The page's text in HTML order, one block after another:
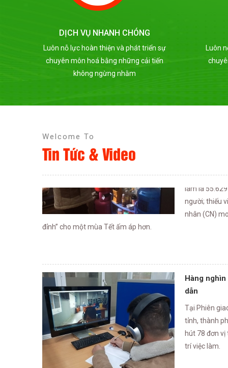
DỊCH VỤ BẢO MẬT
Luôn nỗ lực hoàn thiện và phát triển sự
chuyên môn hoá bằng những cải tiến
không ngừng nhằm
Luôn
Welcome To
Tin Tức & Video
Theo Liên
bùng phát
19.11.2021)
làm là
đỉnh” cho một mùa Tết ấm áp hơn.
Hàng
dẫn
trí việc làm.
Tuổi nghỉ
Năm 2022,